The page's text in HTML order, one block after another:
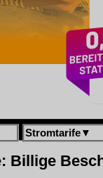
Stromtarife▼
Billige